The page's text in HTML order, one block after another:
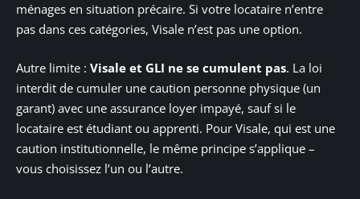
ménages en situation précaire. Si votre locataire n’entre
pas dans ces catégories, Visale n’est pas une option.
Autre limite : Visale et GLI ne se cumulent pas. La loi
interdit de cumuler une caution personne physique (un
garant) avec une assurance loyer impayé, sauf si le
locataire est étudiant ou apprenti. Pour Visale, qui est une
caution institutionnelle, le même principe s’applique –
vous choisissez l’un ou l’autre.